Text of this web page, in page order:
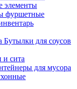
элементы
фуршетные
Бутылки для соусов
и сита
для мусора